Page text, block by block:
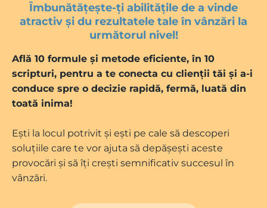
Îmbunătățește-ți abilitățile de a vinde
atractiv și du rezultatele tale în vânzări la
următorul nivel!
Află 10 formule și metode eficiente, în 10
scripturi, pentru a te conecta cu clienții tăi și a-i
conduce spre o decizie rapidă, fermă, luată din
toată inima!
Ești la locul potrivit și ești pe cale să descoperi
soluțiile care te vor ajuta să depășești aceste
provocări și să îți crești semnificativ succesul în
vânzări.